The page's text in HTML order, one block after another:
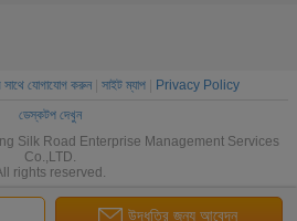
উদ্ধৃতির জন্য আবেদন
সাথে যোগাযোগ করুন| সাইট ম্যাপ|
Privacy Policy
ডেস্কটপ দেখুন
Silk Road Enterprise Management Services
Co.,LTD.
rights reserved.